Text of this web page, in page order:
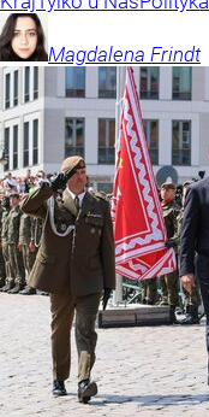
Magdalena Frindt